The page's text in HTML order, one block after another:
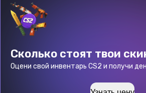
Сколько стоят твои
Оцени свой инвентарь CS2 и получи